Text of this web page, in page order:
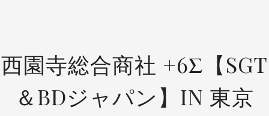
西園寺総合商社 +6Σ【SGT
＆BDジャパン】IN 東京